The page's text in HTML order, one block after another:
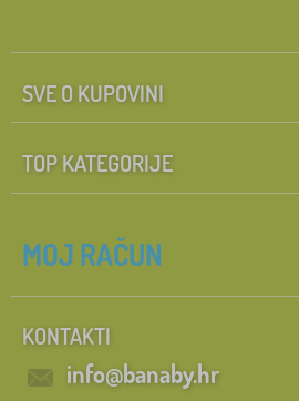
SVE O KUPOVINI
TOP KATEGORIJE
MOJ RAČUN
KONTAKTI
info@banaby.hr